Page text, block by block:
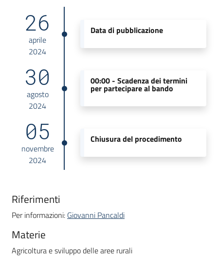
26
aprile
2024
Data di pubblicazione
30
agosto
2024
00:00 - Scadenza dei termini
per partecipare al bando
05
novembre
2024
Chiusura del procedimento
Riferimenti
Per informazioni: Giovanni Pancaldi
Materie
Agricoltura e sviluppo delle aree rurali